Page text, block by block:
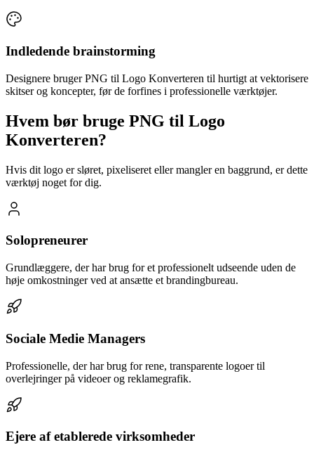
Indledende brainstorming
Designere bruger PNG til Logo Konverteren til hurtigt at vektorisere
skitser og koncepter, før de forfines i professionelle værktøjer.
Hvem bør bruge PNG til Logo
Konverteren?
Hvis dit logo er sløret, pixeliseret eller mangler en baggrund, er dette
værktøj noget for dig.
Solopreneurer
Grundlæggere, der har brug for et professionelt udseende uden de
høje omkostninger ved at ansætte et brandingbureau.
Sociale Medie Managers
Professionelle, der har brug for rene, transparente logoer til
overlejringer på videoer og reklamegrafik.
Ejere af etablerede virksomheder